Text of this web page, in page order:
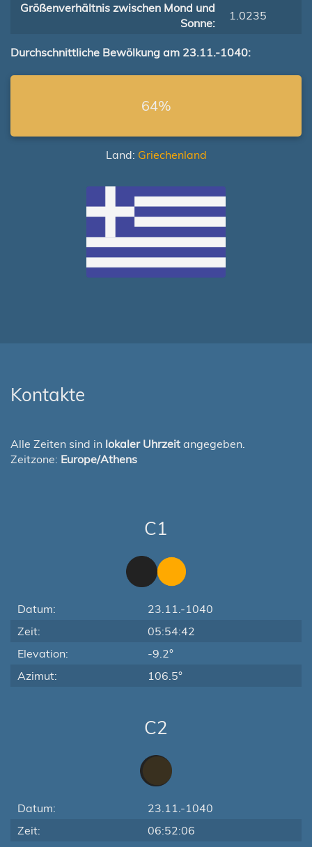
Größenverhältnis zwischen Mond und
Sonne:
1.0235
Durchschnittliche Bewölkung am 23.11.-1040:
64%
Land: Griechenland
Kontakte
Alle Zeiten sind in lokaler Uhrzeit angegeben.
Zeitzone: Europe/Athens
C1
Datum:
23.11.-1040
Zeit:
05:54:42
Elevation:
-9.2°
Azimut:
106.5°
C2
Datum:
23.11.-1040
Zeit:
06:52:06